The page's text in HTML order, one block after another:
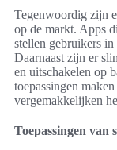
Tegenwoordig zijn
op de markt. Apps
stellen gebruikers in
Daarnaast zijn er
en uitschakelen op
toepassingen
vergemakkelijken
Toepassingen van